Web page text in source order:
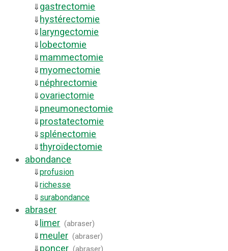
⇓ gastrectomie
⇓ hystérectomie
⇓ laryngectomie
⇓ lobectomie
⇓ mammectomie
⇓ myomectomie
⇓ néphrectomie
⇓ ovariectomie
⇓ pneumonectomie
⇓ prostatectomie
⇓ splénectomie
⇓thyroïdectomie
abondance
⇓profusion
⇓richesse
⇓ surabondance
abraser
⇓ limer (abraser)
⇓ meuler (abraser)
⇓ poncer (abraser)